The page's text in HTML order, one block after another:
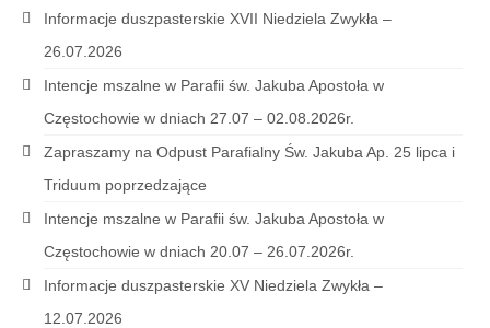
Sakramenty
Sakrament chrztu
Sakrament eucharystii
Sakrament bierzmowania
Sakrament pojednania
Sakrament małżeństwa
Informacje duszpasterskie XVII Niedziela Zwykła –
26.07.2026
Intencje mszalne w Parafii św. Jakuba Apostoła w
Częstochowie w dniach 27.07 – 02.08.2026r.
Zapraszamy na Odpust Parafialny Św. Jakuba Ap. 25 lipca i
Triduum poprzedzające
Intencje mszalne w Parafii św. Jakuba Apostoła w
Częstochowie w dniach 20.07 – 26.07.2026r.
Informacje duszpasterskie XV Niedziela Zwykła –
12.07.2026